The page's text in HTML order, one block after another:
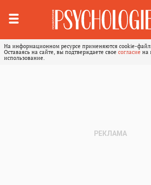
На информационном ресурсе применяются cookie-
Оставаясь на сайте, вы подтверждаете свое согласие на
использование.